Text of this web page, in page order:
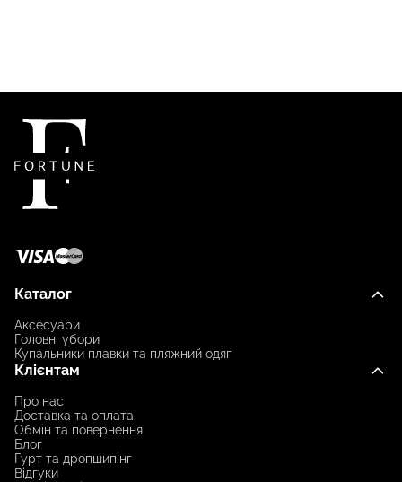
Каталог
Аксесуари
Головні убори
Купальники плавки та пляжний одяг
Клієнтам
Про нас
Доставка та оплата
Обмін та повернення
Блог
Гурт та дропшипінг
Відгуки